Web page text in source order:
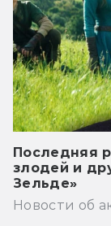
Последняя
злодей и
Зельде»
Новости об